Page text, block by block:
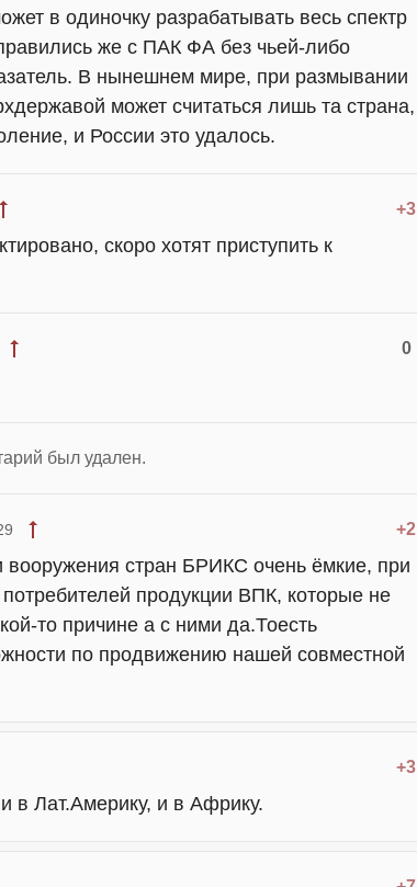
в одиночку разрабатывать весь спектр
же с ПАК ФА без чьей-либо
В нынешнем мире, при размывании
может считаться лишь та страна,
и России это удалось.
+3
скоро хотят приступить к
0
был удален.
+2
вооружения стран БРИКС очень ёмкие, при
продукции ВПК, которые не
то причине а с ними да.Тоесть
по продвижению нашей совместной
+3
в Лат.Америку, и в Африку.